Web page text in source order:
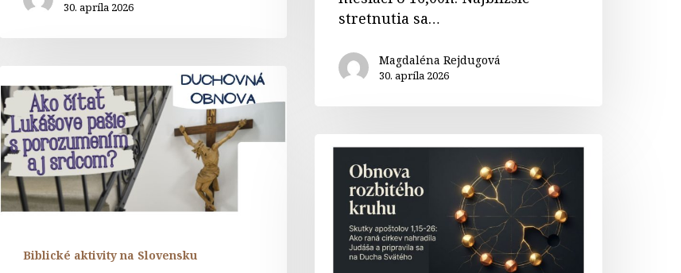
30. apríla 2026
stretnutia sa…
Magdaléna Rejdugová
30. apríla 2026
obnova
–
Centrum
Salvator
Biblické aktivity na Slovensku
Webinár
Božia
láska
silnejšia